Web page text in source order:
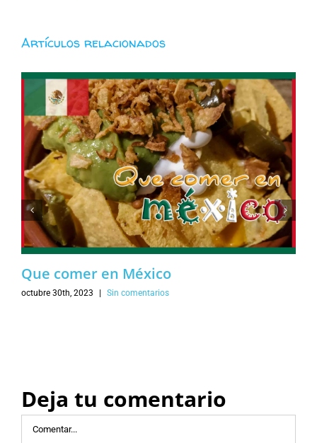
Artículos relacionados
Que comer en México
octubre 30th, 2023 | Sin comentarios
Deja tu comentario
Comentar